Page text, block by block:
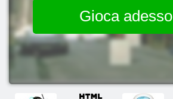
Gioca adesso